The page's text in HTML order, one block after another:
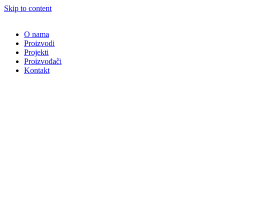
Skip to content
O nama
Proizvodi
Projekti
Proizvođači
Kontakt